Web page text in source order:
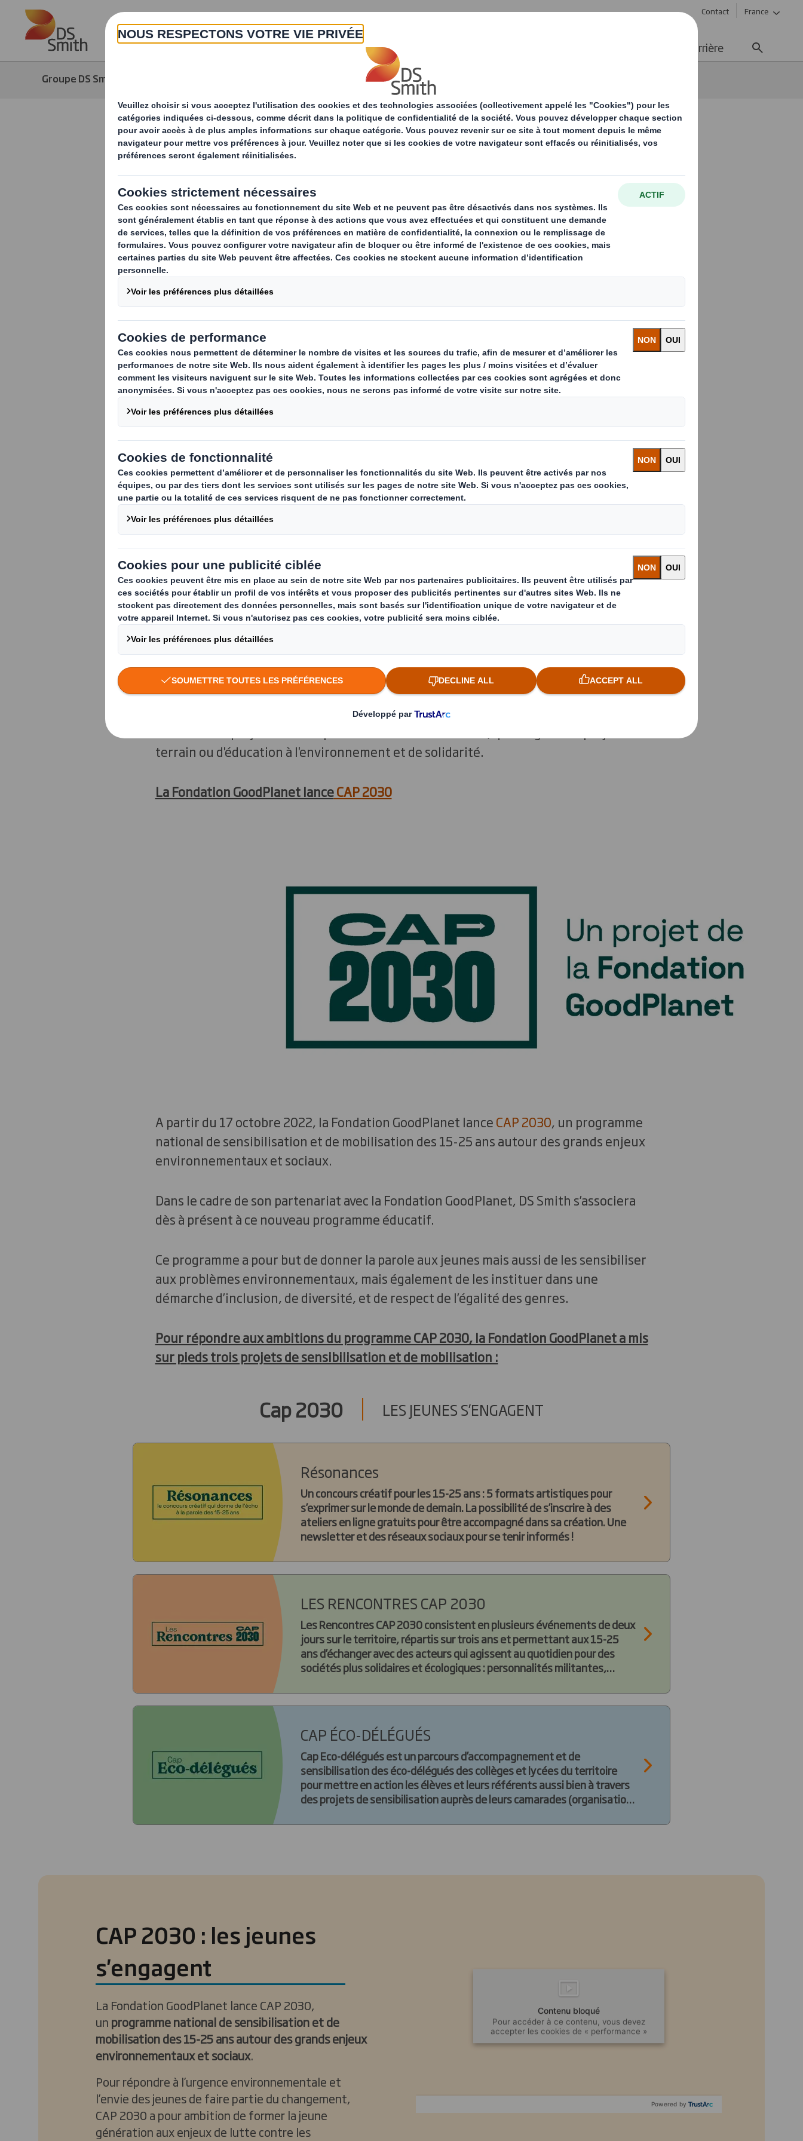
Skip to main content Contact France
A propos Produits & Services Carrière
Groupe DS Smith Partenariat Fondation GoodPlanet
DS Smith s’associe à la Fondation
GoodPlanet
Dans le cadre de leurs engagements communs, de sensibiliser la population à
préserver l’environnement pour développer un monde plus durable,
Packaging France et la Fondation GoodPlanet deviennent partenaires pour une durée
de trois ans.
Fondée et présidée par Yann Arthus-Bertrand, la Fondation GoodPlanet a pour
objectif de sensibiliser l’ensemble de toutes les parties prenantes sur les enjeux tout
en soutenant des projets solidaires à travers le monde.
De plus, la Fondation GoodPlanet permet à des entreprises comme DS Smith de
terrain ou d'éducation à l'environnement et de solidarité.
La Fondation GoodPlanet lanceCAP 2030
A partir du 17 octobre 2022, la Fondation GoodPlanet lanceCAP 2030, un programme
national de sensibilisation et de mobilisation des 15-25 ans autour des grands enjeux
environnementaux et sociaux.
Dans le cadre de son partenariat avec la Fondation GoodPlanet, DS Smith s’associera
dès à présent à ce nouveau programme éducatif.
Ce programme a pour but de donner la parole aux jeunes mais aussi de les sensibiliser
aux problèmes environnementaux, mais également de les instituer dans une
démarche d’inclusion, de diversité, et de respect de l’égalité des genres.
Pour répondre aux ambitions du programme CAP 2030, la Fondation GoodPlanet a mis
sur pieds trois projets de sensibilisation et de mobilisation :
Cap 2030 LES JEUNES S’ENGAGENT
Résonances
Un concours créatif pour les 15-25 ans : 5 formats artistiques pour
s’exprimer sur le monde de demain. La possibilité de s’inscrire à des
ateliers en ligne gratuits pour être accompagné dans sa création. Une
newsletter et des réseaux sociaux pour se tenir informés !
LES RENCONTRES CAP 2030
Les Rencontres CAP 2030 consistent en plusieurs événements de deux
jours sur le territoire, répartis sur trois ans et permettant aux 15-25
ans d’échanger avec des acteurs qui agissent au quotidien pour des
sociétés plus solidaires et écologiques : personnalités militantes,
CAP ÉCO-DÉLÉGUÉS
Cap Eco-délégués est un parcours d’accompagnement et de
sensibilisation des éco-délégués des collèges et lycées du territoire
pour mettre en action les élèves et leurs référents aussi bien à travers
des projets de sensibilisation auprès de leurs camarades (organisation
d’affichage…), d’action pour préserver la biodiversité dans les
CAP 2030 : les jeunes
s'engagent
La Fondation GoodPlanet lance CAP 2030,
un programme national de sensibilisation et de
mobilisation des 15-25 ans autour des grands enjeux
environnementaux et sociaux.
Pour répondre à l’urgence environnementale et
l’envie des jeunes de faire partie du changement,
CAP 2030 a pour ambition de former la jeune
génération aux enjeux de lutte contre les
Contenu bloqué
Pour accéder à ce contenu, vous devez
accepter les cookies de « performance »
Powered by